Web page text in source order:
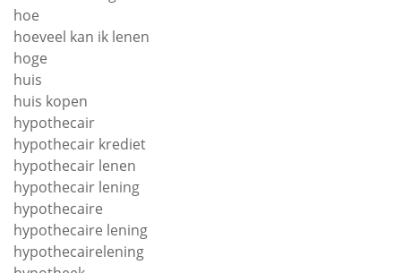
hoe
hoeveel kan ik lenen
hoge
huis
huis kopen
hypothecair
hypothecair krediet
hypothecair lenen
hypothecair lening
hypothecaire
hypothecaire lening
hypothecairelening